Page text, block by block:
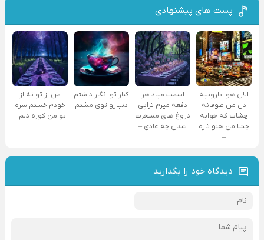
پست های پیشنهادی
الان هوا بارونیه
دل من طوفانه
چشات که خوابه
چشا من هنو تاره
–
اسمت میاد هر
دفعه میرم تراپی
دروغ‌ های مسخرت
شدن چه عادی –
کنار تو انگار داشتم
دنیارو توی مشتم
–
من از تو نه از
خودم خستم سره
تو من کوره دلم –
دیدگاه خود را بگذارید